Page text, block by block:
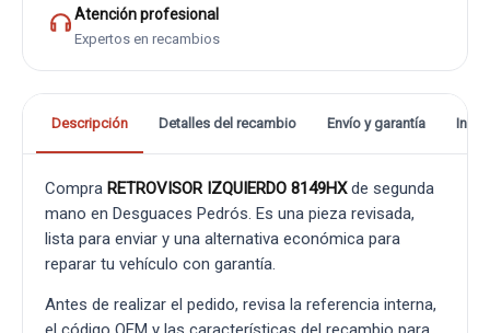
Atención profesional
Expertos en recambios
Descripción Detalles del recambio Envío y garantía
Compra RETROVISOR IZQUIERDO 8149HXde segunda
mano en Desguaces Pedrós. Es una pieza revisada,
lista para enviar y una alternativa económica para
reparar tu vehículo con garantía.
Antes de realizar el pedido, revisa la referencia interna,